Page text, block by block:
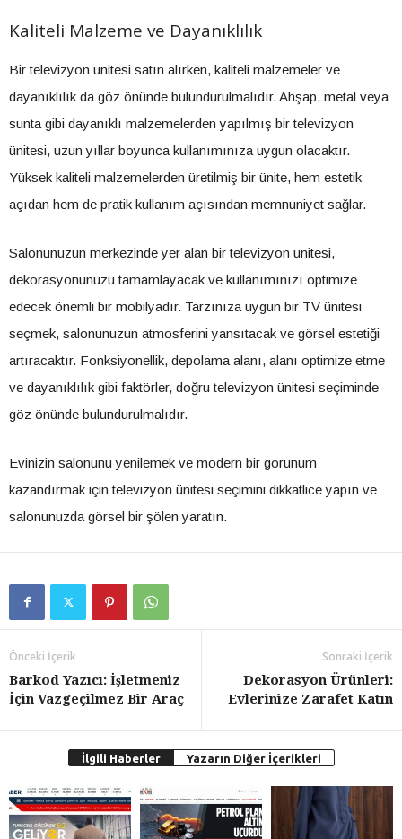
Kaliteli Malzeme ve Dayanıklılık
Bir televizyon ünitesi satın alırken, kaliteli malzemeler ve
dayanıklılık da göz önünde bulundurulmalıdır. Ahşap, metal veya
sunta gibi dayanıklı malzemelerden yapılmış bir televizyon
ünitesi, uzun yıllar boyunca kullanımınıza uygun olacaktır.
Yüksek kaliteli malzemelerden üretilmiş bir ünite, hem estetik
açıdan hem de pratik kullanım açısından memnuniyet sağlar.
Salonunuzun merkezinde yer alan bir televizyon ünitesi,
dekorasyonunuzu tamamlayacak ve kullanımınızı optimize
edecek önemli bir mobilyadır. Tarzınıza uygun bir TV ünitesi
seçmek, salonunuzun atmosferini yansıtacak ve görsel estetiği
artıracaktır. Fonksiyonellik, depolama alanı, alanı optimize etme
ve dayanıklılık gibi faktörler, doğru televizyon ünitesi seçiminde
göz önünde bulundurulmalıdır.
Evinizin salonunu yenilemek ve modern bir görünüm
kazandırmak için televizyon ünitesi seçimini dikkatlice yapın ve
salonunuzda görsel bir şölen yaratın.
Önceki İçerik
Barkod Yazıcı: İşletmeniz
İçin Vazgeçilmez Bir Araç
Sonraki İçerik
Dekorasyon Ürünleri:
Evlerinize Zarafet Katın
İlgili Haberler Yazarın Diğer İçerikleri